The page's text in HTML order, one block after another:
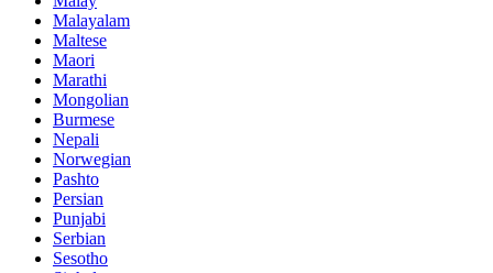
Malayalam
Maltese
Maori
Marathi
Mongolian
Burmese
Nepali
Norwegian
Pashto
Persian
Punjabi
Serbian
Sesotho